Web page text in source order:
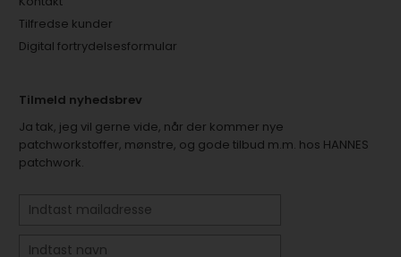
Tilfredse kunder
Digital fortrydelsesformular
Tilmeld nyhedsbrev
Ja tak, jeg vil gerne vide, når der kommer nye
patchworkstoffer, mønstre, og gode tilbud m.m. hos HANNES
patchwork.